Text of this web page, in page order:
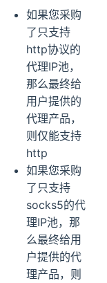
如果您采购
了只支持
http协议的
代理IP池，
那么最终给
用户提供的
代理产品，
则仅能支持
http
如果您采购
了只支持
socks5的代
理IP池，那
么最终给用
户提供的代
理产品，则